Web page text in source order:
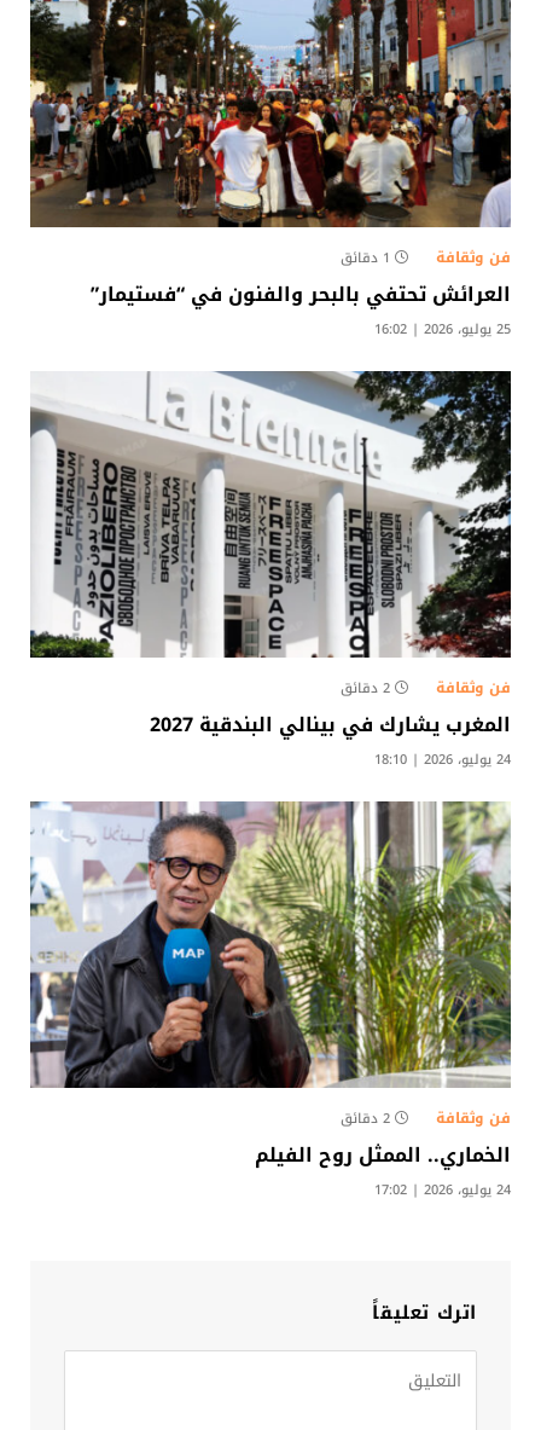
فن وثقافة 1 دقائق
العرائش تحتفي بالبحر والفنون في “فستيمار”
25 يوليو، 2026 | 16:02
فن وثقافة 2 دقائق
المغرب يشارك في بينالي البندقية 2027
24 يوليو، 2026 | 18:10
فن وثقافة 2 دقائق
الخماري.. الممثل روح الفيلم
24 يوليو، 2026 | 17:02
اترك تعليقاً